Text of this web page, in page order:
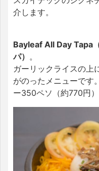
介します。
Bayleaf All Day Tapa
パ） 。
ガーリックライスの上
がのったメニューです。
ー350ペソ（約770円）